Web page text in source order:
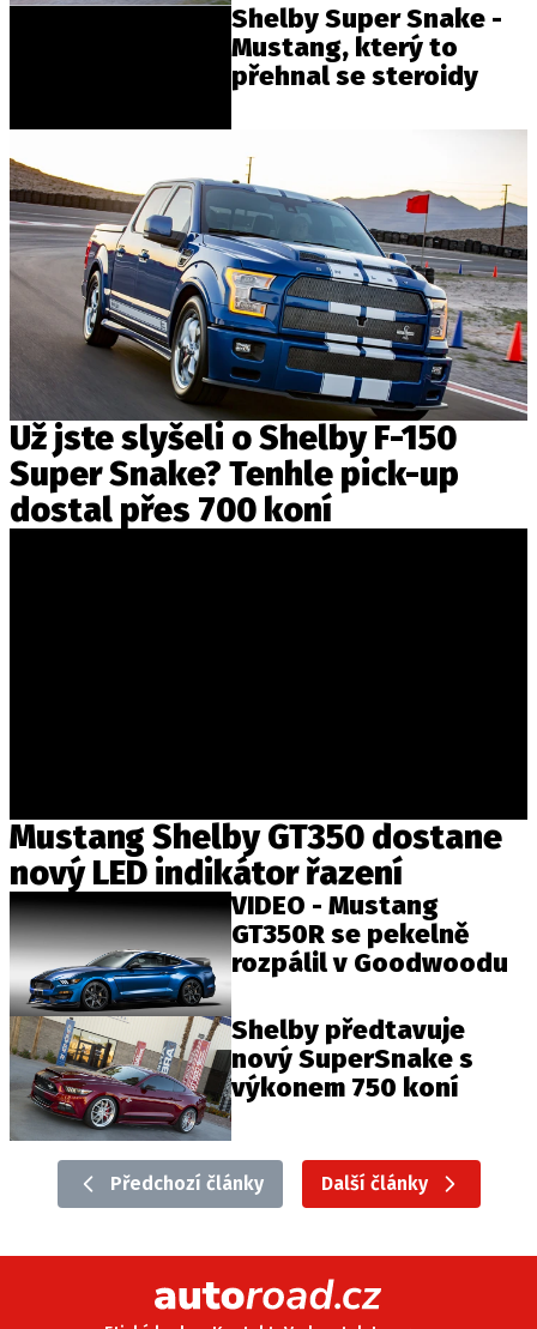
Shelby Super Snake -
Mustang, který to
přehnal se steroidy
Už jste slyšeli o Shelby F-150
Super Snake? Tenhle pick-up
dostal přes 700 koní
Mustang Shelby GT350 dostane
nový LED indikátor řazení
VIDEO - Mustang
GT350R se pekelně
rozpálil v Goodwoodu
Shelby předtavuje
nový SuperSnake s
výkonem 750 koní
Předchozí články Další články